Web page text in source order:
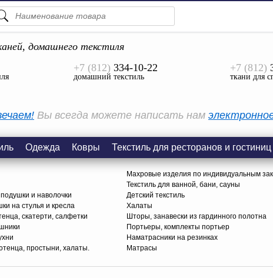
Просмотреть Все
домашнего текстиля
+7 (812) 334-10-22
домашний текстиль
+7 (812)
ткани для
Вы всегда можете написать нам
Одежда Ковры Текстиль для ресторанов и гостиниц
и наволочки
на стулья и кресла
скатерти, салфетки
простыни, халаты.
Махровые изделия по индивидуальным
Текстиль для ванной, бани, сауны
Детский текстиль
Халаты
Шторы, занавески из гардинного полотна
Портьеры, комплекты портьер
Наматрасники на резинках
Матрасы